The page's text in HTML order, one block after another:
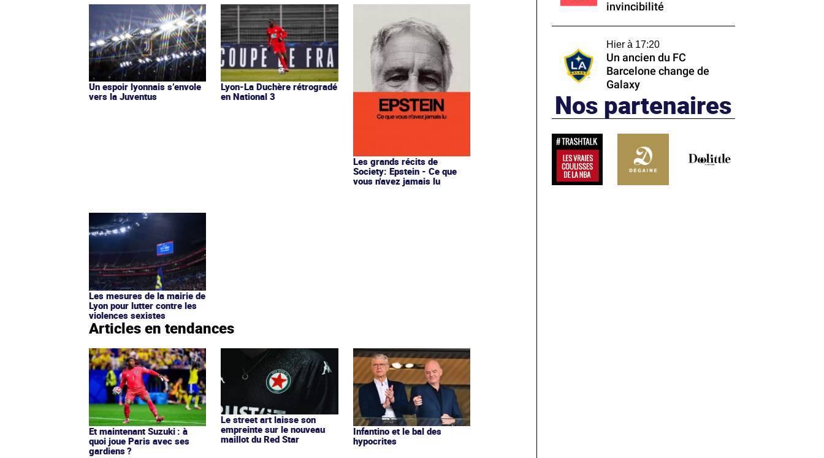
Un espoir lyonnais s’envole
vers la Juventus
Lyon-La Duchère rétrogradé
en National 3
Les grands récits de
Society: Epstein - Ce que
vous n'avez jamais lu
Les mesures de la mairie de
Lyon pour lutter contre les
violences sexistes
Articles en tendances
Et maintenant Suzuki : à
quoi joue Paris avec ses
gardiens ?
Le street art laisse son
empreinte sur le nouveau
maillot du Red Star
Infantino et le bal des
hypocrites
invincibilité
Hier à 17:20
Un ancien du FC
Barcelone change de
Galaxy
Nos partenaires